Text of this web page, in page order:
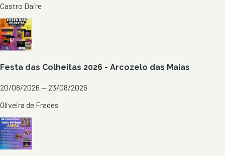
Castro Daire
Festa das Colheitas 2026 - Arcozelo das Maias
20/08/2026 — 23/08/2026
Oliveira de Frades